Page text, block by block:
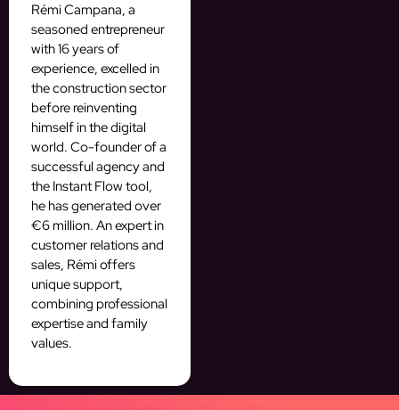
Rémi Campana, a
seasoned entrepreneur
with 16 years of
experience, excelled in
the construction sector
before reinventing
himself in the digital
world. Co-founder of a
successful agency and
the Instant Flow tool,
he has generated over
€6 million. An expert in
customer relations and
sales, Rémi offers
unique support,
combining professional
expertise and family
values.